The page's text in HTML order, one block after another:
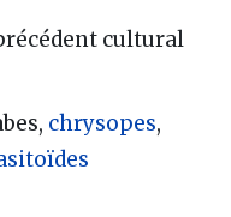
cultural
chrysopes,